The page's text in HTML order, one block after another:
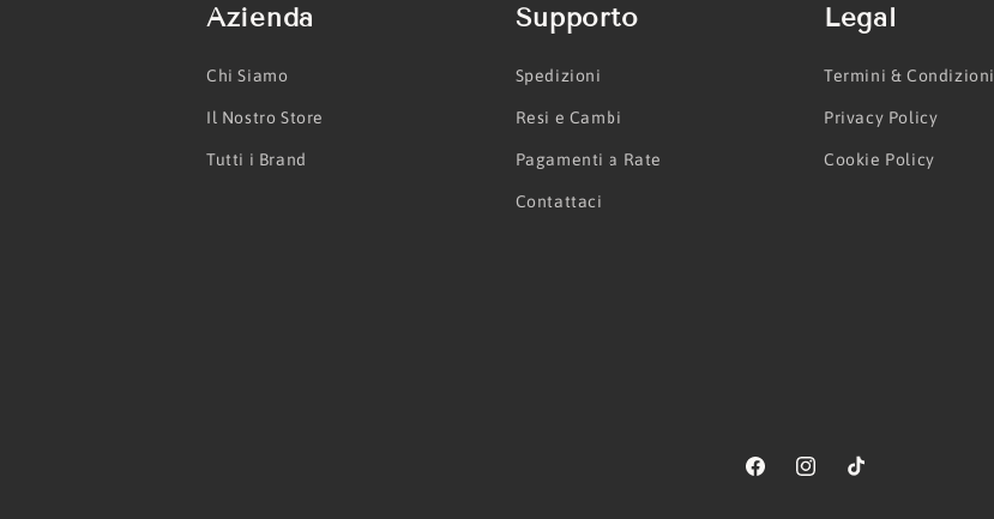
Azienda
Chi Siamo
Il Nostro Store
Tutti i Brand
Supporto
Spedizioni
Resi e Cambi
Pagamenti a Rate
Contattaci
Legal
Termini & Condizioni
Privacy Policy
Cookie Policy
FacebookInstagramTikTok